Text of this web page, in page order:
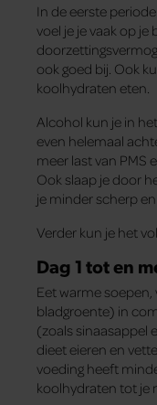
In de eerste
voel je je vaak op je
ook goed bij. Ook
koolhydraten eten.
Alcohol kun je in
even helemaal
meer last van PMS
Ook slaap je door
je minder scherp
Verder kun je het
Dag 1 tot en
Eet warme
bladgroente) in
(zoals sinaasappel
dieet eieren en
voeding heeft
koolhydraten tot je